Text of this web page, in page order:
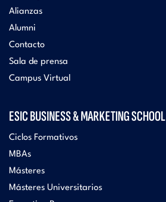
Alianzas
Alumni
Contacto
Sala de prensa
Campus Virtual
ESIC BUSINESS & MARKETING SCHOOL
Ciclos Formativos
MBAs
Másteres
Másteres Universitarios